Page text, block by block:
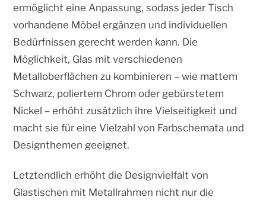
ermöglicht eine Anpassung, sodass jeder Tisch
vorhandene Möbel ergänzen und individuellen
Bedürfnissen gerecht werden kann. Die
Möglichkeit, Glas mit verschiedenen
Metalloberflächen zu kombinieren – wie mattem
Schwarz, poliertem Chrom oder gebürstetem
Nickel – erhöht zusätzlich ihre Vielseitigkeit und
macht sie für eine Vielzahl von Farbschemata und
Designthemen geeignet.
Letztendlich erhöht die Designvielfalt von
Glastischen mit Metallrahmen nicht nur die